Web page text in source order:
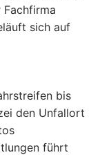
sich auf
bis
den Unfallort
führt